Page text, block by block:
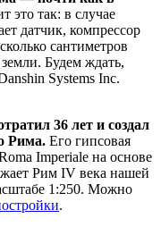
это так: в случае
датчик, компрессор
сантиметров
Будем ждать,
Systems Inc.
36 лет и создал
Рима. Его гипсовая
Imperiale на основе
Рим IV века нашей
1:250. Можно
.